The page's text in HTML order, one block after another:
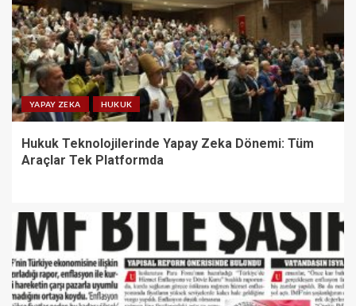
YAPAY ZEKA HUKUK
Hukuk Teknolojilerinde Yapay Zeka Dönemi: Tüm
Araçlar Tek Platformda